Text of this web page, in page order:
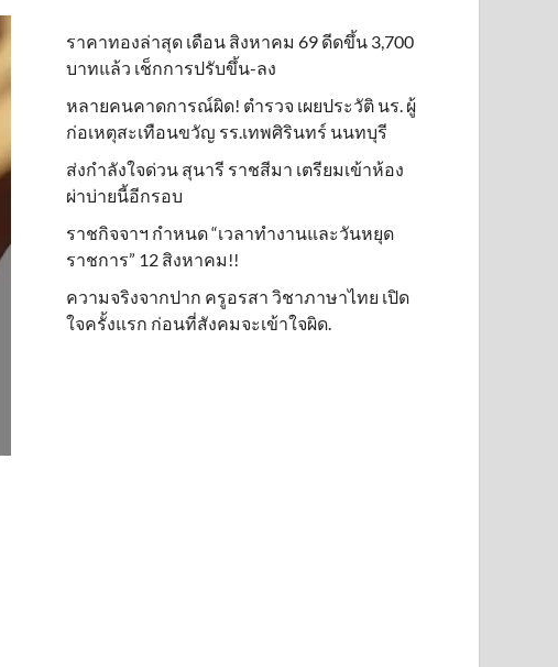
ราคาทองล่าสุด เดือน สิงหาคม 69 ดีดขึ้น 3,700
บาทแล้ว เช็กการปรับขึ้น-ลง
หลายคนคาดการณ์ผิด! ตำรวจ เผยประวัติ นร. ผู้
ก่อเหตุสะเทือนขวัญ รร.เทพศิรินทร์ นนทบุรี
ส่งกำลังใจด่วน สุนารี ราชสีมา เตรียมเข้าห้อง
ผ่าบ่ายนี้อีกรอบ
ราชกิจจาฯ กำหนด “เวลาทำงานและวันหยุด
ราชการ” 12 สิงหาคม!!
ความจริงจากปาก ครูอรสา วิชาภาษาไทย เปิด
ใจครั้งแรก ก่อนที่สังคมจะเข้าใจผิด.